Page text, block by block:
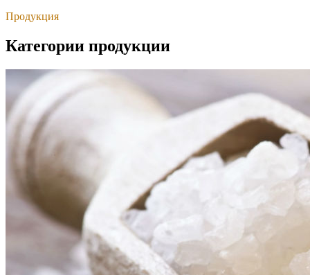
Продукция
Категории продукции